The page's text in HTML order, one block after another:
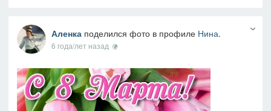
Аленкаподелился фото в профиле Нина.
6 года/лет назад